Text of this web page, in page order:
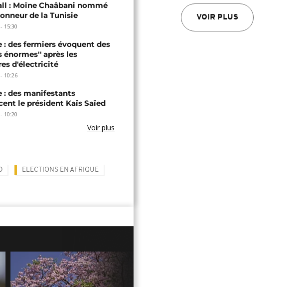
VOIR PLUS
: Moïne Chaâbani nommé
de la Tunisie
15:30
: des fermiers évoquent des
énormes'' après les
d'électricité
10:26
: des manifestants
le président Kaïs Saïed
10:20
Voir plus
ELECTIONS EN AFRIQUE